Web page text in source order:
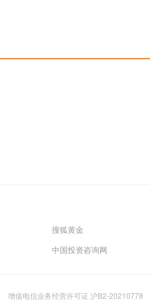
搜狐黄金
中国投资咨询网
增值电信业务经营许可证 沪B2-20210778